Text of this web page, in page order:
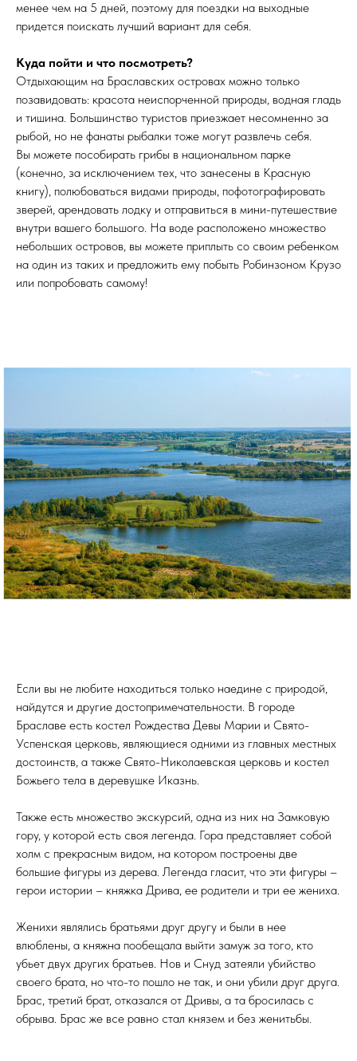
менее чем на 5 дней, поэтому для поездки на выходные
придется поискать лучший вариант для себя.
Куда пойти и что посмотреть?
Отдыхающим на Браславских островах можно только
позавидовать: красота неиспорченной природы, водная гладь
и тишина. Большинство туристов приезжает несомненно за
рыбой, но не фанаты рыбалки тоже могут развлечь себя.
Вы можете пособирать грибы в национальном парке
(конечно, за исключением тех, что занесены в Красную
книгу), полюбоваться видами природы, пофотографировать
зверей, арендовать лодку и отправиться в мини-путешествие
внутри вашего большого. На воде расположено множество
небольших островов, вы можете приплыть со своим ребенком
на один из таких и предложить ему побыть Робинзоном Крузо
или попробовать самому!
Если вы не любите находиться только наедине с природой,
найдутся и другие достопримечательности. В городе
Браславе есть костел Рождества Девы Марии и Свято-
Успенская церковь, являющиеся одними из главных местных
достоинств, а также Свято-Николаевская церковь и костел
Божьего тела в деревушке Иказнь.
Также есть множество экскурсий, одна из них на Замковую
гору, у которой есть своя легенда. Гора представляет собой
холм с прекрасным видом, на котором построены две
большие фигуры из дерева. Легенда гласит, что эти фигуры –
герои истории – княжка Дрива, ее родители и три ее жениха.
Женихи являлись братьями друг другу и были в нее
влюблены, а княжна пообещала выйти замуж за того, кто
убьет двух других братьев. Нов и Снуд затеяли убийство
своего брата, но что-то пошло не так, и они убили друг друга.
Брас, третий брат, отказался от Дривы, а та бросилась с
обрыва. Брас же все равно стал князем и без женитьбы.